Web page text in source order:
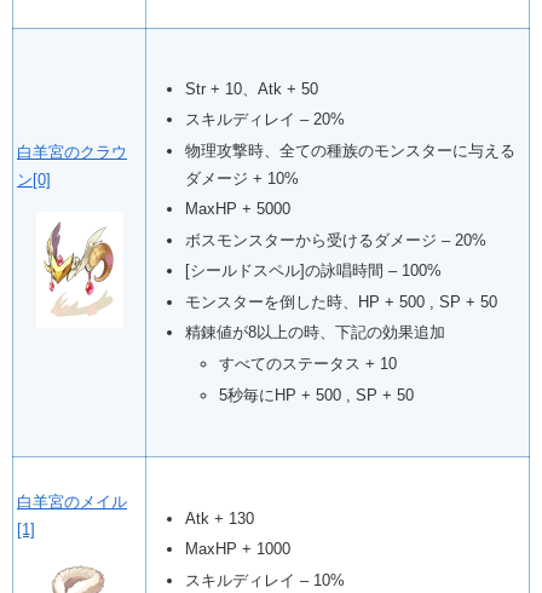
白羊宮のクラウ
ン[0]
Str + 10、Atk + 50
スキルディレイ – 20%
物理攻撃時、全ての種族のモンスターに与える
ダメージ + 10%
MaxHP + 5000
ボスモンスターから受けるダメージ – 20%
[シールドスペル]の詠唱時間 – 100%
モンスターを倒した時、HP + 500 , SP + 50
精錬値が8以上の時、下記の効果追加
すべてのステータス + 10
5秒毎にHP + 500 , SP + 50
白羊宮のメイル
[1]
Atk + 130
MaxHP + 1000
スキルディレイ – 10%